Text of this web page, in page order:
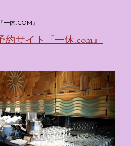
ら東京・新宿でスタートする サン
型・没入型展示イベント の名称で
当にラグジュアリーホテルにチェッ
を楽しむような、特別な空間が演出
をいくつかのかたまりに分けてご紹
トは「サンリオキャラが考える夢
ィア技術で世界的に知られるクリエ
「d'strict」が手掛けており、五感を
アートとストーリー性の高い全11の
一休.COM』
サイト『一休.com』